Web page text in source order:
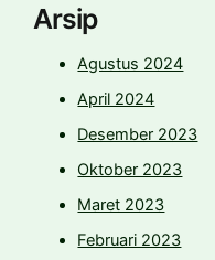
Arsip
Agustus 2024
April 2024
Desember 2023
Oktober 2023
Maret 2023
Februari 2023